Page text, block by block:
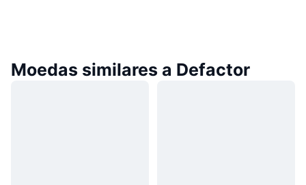
Moedas similares a Defactor